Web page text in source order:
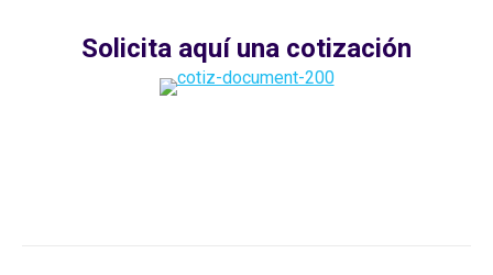
Solicita aquí una cotización